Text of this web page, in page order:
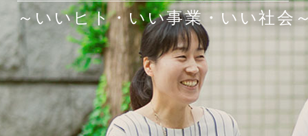
～いいヒト・いい事業・いい社会